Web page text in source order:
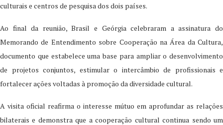
culturais e centros de pesquisa dos dois países.
Ao final da reunião, Brasil e Geórgia celebraram a assinatura do
Memorando de Entendimento sobre Cooperação na Área da Cultura,
documento que estabelece uma base para ampliar o desenvolvimento
de projetos conjuntos, estimular o intercâmbio de profissionais e
fortalecer ações voltadas à promoção da diversidade cultural.
A visita oficial reafirma o interesse mútuo em aprofundar as relações
bilaterais e demonstra que a cooperação cultural continua sendo um